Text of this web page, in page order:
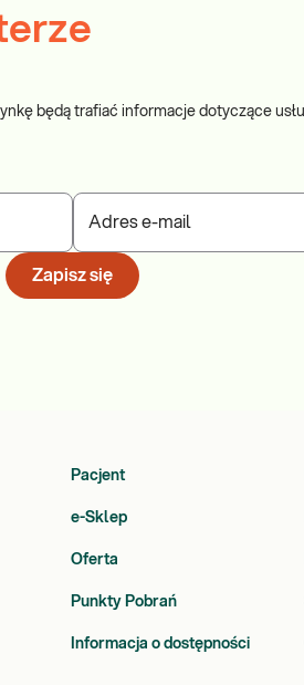
będą trafiać informacje dotyczące
Adres e-mail
Zapisz się
Pacjent
e-Sklep
Oferta
Punkty Pobrań
Informacja o dostępności